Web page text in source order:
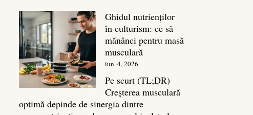
Ghid
complet
pentru
deltoizi
3D
Ghidul nutrienților
în culturism: ce să
mănânci pentru masă
musculară
iun. 4, 2026
Pe scurt (TL;DR)
Creșterea musculară
optimă depinde de sinergia dintre